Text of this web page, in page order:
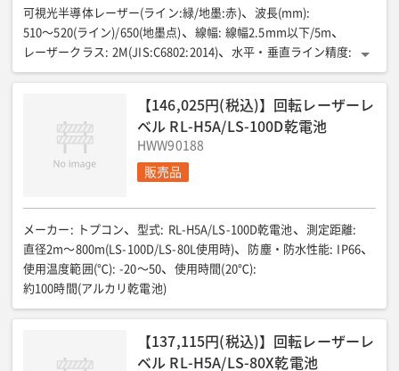
可視光半導体レーザー(ライン:緑/地墨:赤)
波長(mm):
510〜520(ライン)/650(地墨点)
線幅: 線幅2.5mm以下/5m
レーザークラス : 2M(JIS:C6802:2014) 水平・垂直ライン精度:
±1mm/10m
整準方式: 2軸電子自動整準 自動補正範囲(℃):
単三形電池(アルカリ/ニッケル)又はACアダプター
電池寿命(フルライン)
: 約2時間(付属充電池使用時) サイズ(mm)
重量: 約1.7kg(電池含まず)
【146,025円(税込)】回転レーザーレ
ベル RL-H5A/LS-100D乾電池
HWW90188
販売品
メーカー : トプコン 型式: RL-H5A/LS-100D乾電池 測定距離:
直径2m〜800m(LS-100D/LS-80L使用時)
防塵・防水性能: IP66
使用温度範囲(℃): -20〜50 使用時間(20℃):
約100時間(アルカリ乾電池)
【137,115円(税込)】回転レーザーレ
ベル RL-H5A/LS-80X乾電池